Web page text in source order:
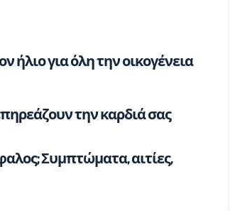
ήλιο για όλη την οικογένεια
την καρδιά σας
Συμπτώματα, αιτίες,